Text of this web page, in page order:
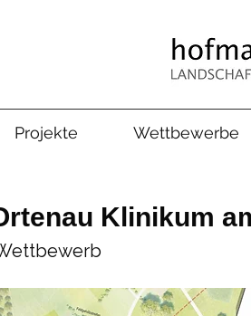
Projekte Wettbewerbe
Klinikum